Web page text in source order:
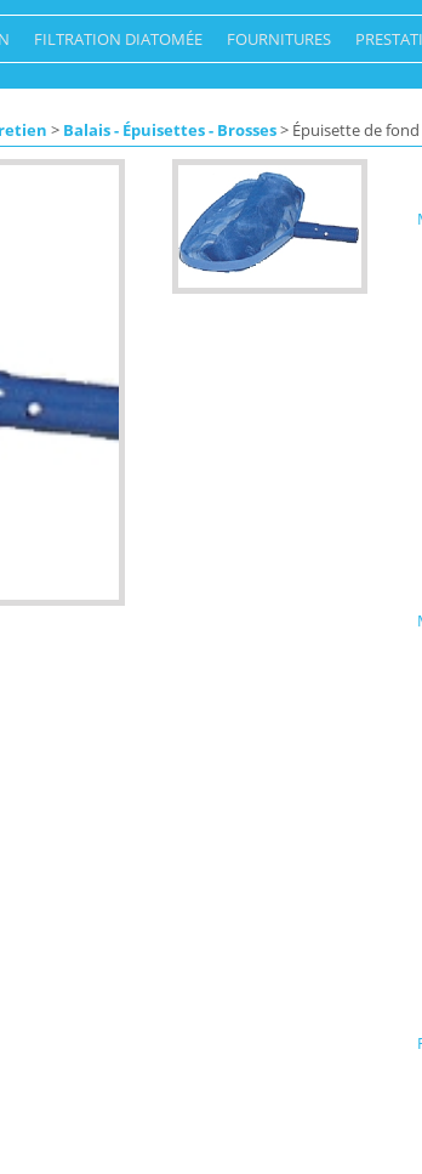
FILTRATION DIATOMÉE FOURNITURES
> Balais - Épuisettes - Brosses> Épuisette de